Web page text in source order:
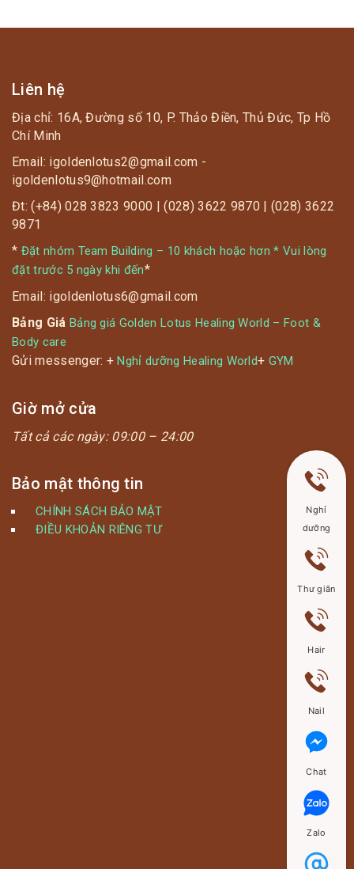
Liên hệ
Địa chỉ: 16A, Đường số 10, P. Thảo Điền, Thủ Đức, Tp Hồ
Chí Minh
Email: igoldenlotus2@gmail.com -
igoldenlotus9@hotmail.com
Đt: (+84) 028 3823 9000 | (028) 3622 9870 | (028) 3622
9871
* Đặt nhóm Team Building – 10 khách hoặc hơn * Vui lòng
đặt trước 5 ngày khi đến*
Email: igoldenlotus6@gmail.com
Bảng Giá Bảng giá Golden Lotus Healing World – Foot &
Body care
Gửi messenger: +Nghỉ dưỡng Healing World+ GYM
Giờ mở cửa
Tất cả các ngày: 09:00 – 24:00
Bảo mật thông tin
CHÍNH SÁCH BẢO MẬT
ĐIỀU KHOẢN RIÊNG TƯ
Nghỉ
dưỡng
Thư giãn
Hair
Nail
Chat
Zalo